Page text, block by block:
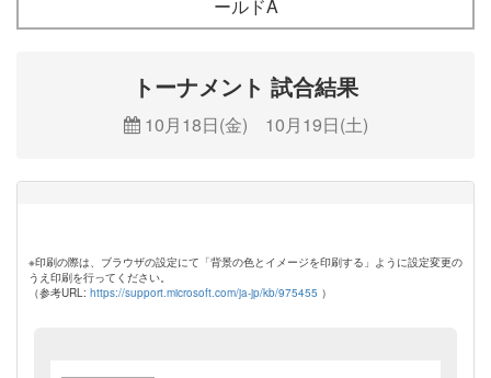
ールドA
トーナメント 試合結果
10月18日(金) 10月19日(土)
※印刷の際は、ブラウザの設定にて「背景の色とイメージを印刷する」ように設定変更の
うえ印刷を行ってください。
（参考URL: https://support.microsoft.com/ja-jp/kb/975455 ）